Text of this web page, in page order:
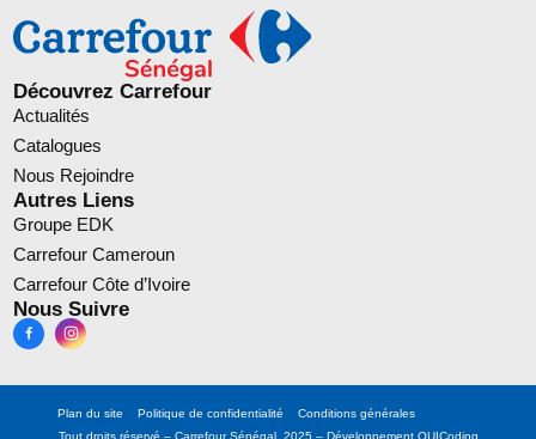
Découvrez Carrefour
Actualités
Catalogues
Nous Rejoindre
Autres Liens
Groupe EDK
Carrefour Cameroun
Carrefour Côte d’Ivoire
Nous Suivre
Plan du site Politique de confidentialité
Conditions générales
Tout droits réservé – Carrefour Sénégal 2025 – Développement OUICoding